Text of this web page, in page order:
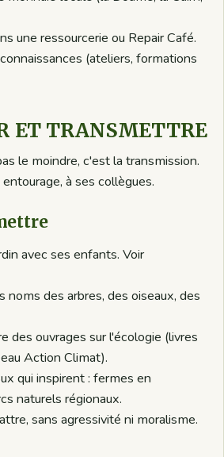
une ressourcerie ou Repair Café.
(ateliers, formations
ET TRANSMETTRE
le moindre, c'est la transmission.
à ses collègues.
avec ses enfants. Voir
noms des arbres, des oiseaux, des
des ouvrages sur l'écologie (livres
Action Climat).
qui inspirent : fermes en
naturels régionaux.
sans agressivité ni moralisme.